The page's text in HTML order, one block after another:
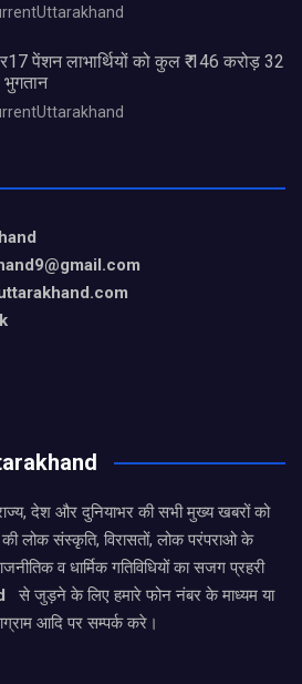
पेंशन लाभार्थियों को कुल ₹ 146 करोड़ 32
भुगतान
@gmail.com
देश और दुनियाभर की सभी मुख्य खबरों को
लोक संस्कृति, विरासतों, लोक परंपराओ के
व धार्मिक गतिविधियों का सजग प्रहरी
से जुड़ने के लिए हमारे फोन नंबर के माध्यम या
आदि पर सम्पर्क करे।